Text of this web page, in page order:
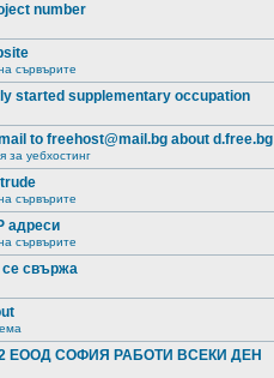
number
сървърите
started supplementary occupation
to freehost@mail.bg about d.free.bg
за уебхостинг
сървърите
адреси
сървърите
се свържа
ЕООД СОФИЯ РАБОТИ ВСЕКИ ДЕН